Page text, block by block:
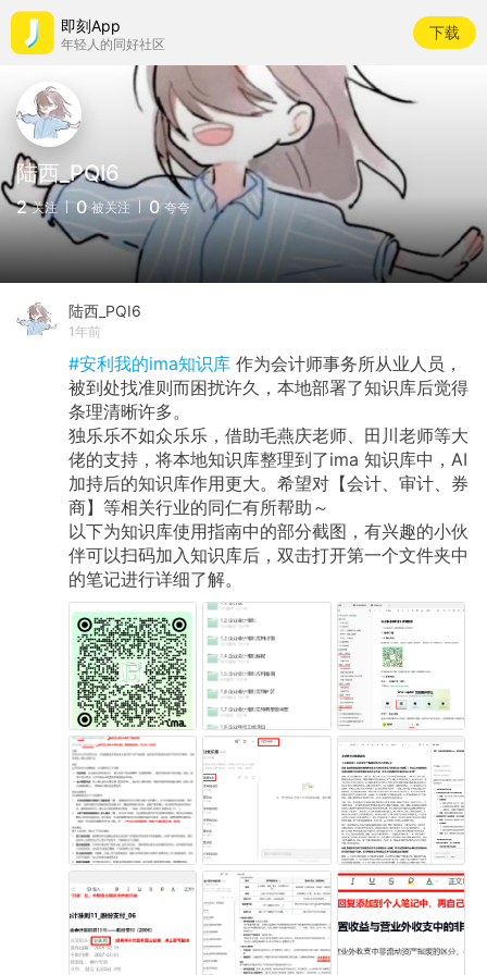
即刻App
年轻人的同好社区
下载
陆西_PQI6
2 关注 0 被关注 0 夸夸
陆西_PQI6
1年前
#安利我的ima知识库 作为会计师事务所从业人员，
被到处找准则而困扰许久，本地部署了知识库后觉得
条理清晰许多。
独乐乐不如众乐乐，借助毛燕庆老师、田川老师等大
佬的支持，将本地知识库整理到了ima 知识库中，AI
加持后的知识库作用更大。希望对【会计、审计、券
商】等相关行业的同仁有所帮助～
以下为知识库使用指南中的部分截图，有兴趣的小伙
伴可以扫码加入知识库后，双击打开第一个文件夹中
的笔记进行详细了解。